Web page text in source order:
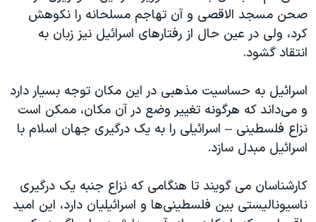
صحن مسجد الاقصی و آن تهاجم مسلحانه را نکوهش
کرد، ولی در عین حال از رفتارهای اسرائیل نیز زبان به
انتقاد گشود.
اسرائیل به حساسیت مذهبی در این مکان توجه بسیار دارد
و می‌داند که هرگونه تغییر وضع در آن مکان، ممکن است
نزاع فلسطینی – اسرائیلی را به یک درگیری جهان اسلام با
اسرائیل مبدل سازد.
کارشناسان می گویند تا هنگامی که نزاع جنبه یک درگیری
ناسیونالیستی بین فلسطینی‌ها و اسرائیلیان دارد، این امید